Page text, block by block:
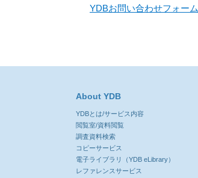
YDBお問い合わせフォーム
About YDB
YDBとは/サービス内容
閲覧室/資料閲覧
調査資料検索
コピーサービス
電子ライブラリ（YDB eLibrary）
レファレンスサービス